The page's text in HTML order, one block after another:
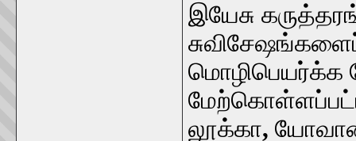
இயேசு
மொழிபெயர்க்க
லூக்கா,